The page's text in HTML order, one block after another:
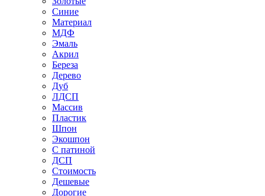
Синие
Материал
МДФ
Эмаль
Акрил
Береза
Дерево
Дуб
ЛДСП
Массив
Пластик
Шпон
Экошпон
С патиной
ДСП
Стоимость
Дешевые
Дорогие